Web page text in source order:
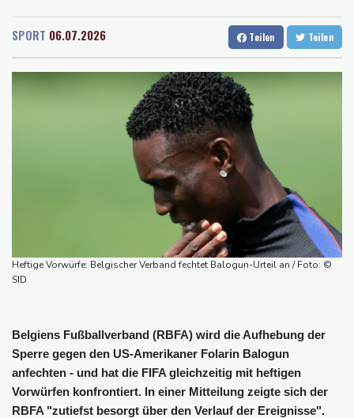
Dresden
Wien
26 °C
Baden-Baden
22 °C
in Ceuta
Mindestens zehn Tote bei Angriffen der pro-iranischen Huthis im
Jemen
US-Senat stimmt für verschärfte Sanktionen gegen Russland
US-Gericht setzt Bau von Trumps Ballsaal aus - Präsident
Direkt-ICE Berlin-Paris bleibt wegen Technikproblemen vorerst
Selenskyj erstmals seit Beginn von Ukraine-Krieg nach Serbien
SPORT 06.07.2026 Teilen Teilen
Heftige Vorwürfe: Belgischer Verband fechtet Balogun-Urteil an / Foto: ©
SID
Belgiens Fußballverband (RBFA) wird die Aufhebung der
Sperre gegen den US-Amerikaner Folarin Balogun
anfechten - und hat die FIFA gleichzeitig mit heftigen
Vorwürfen konfrontiert. In einer Mitteilung zeigte sich der
RBFA "zutiefst besorgt über den Verlauf der Ereignisse".